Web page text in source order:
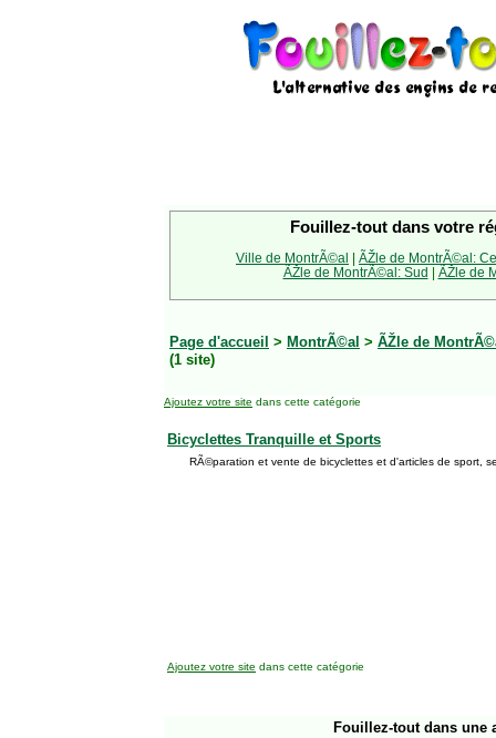
Fouillez-tout dans votre
Ville de MontrÃ©al | ÃŽle de MontrÃ©al:
ÃŽle de MontrÃ©al: Sud | ÃŽle de
Page d'accueil > MontrÃ©al > ÃŽle de
(1 site)
Ajoutez votre site dans cette catégorie
Bicyclettes Tranquille et Sports
RÃ©paration et vente de bicyclettes et d'articles de sport,
Ajoutez votre site dans cette catégorie
Fouillez-tout dans une